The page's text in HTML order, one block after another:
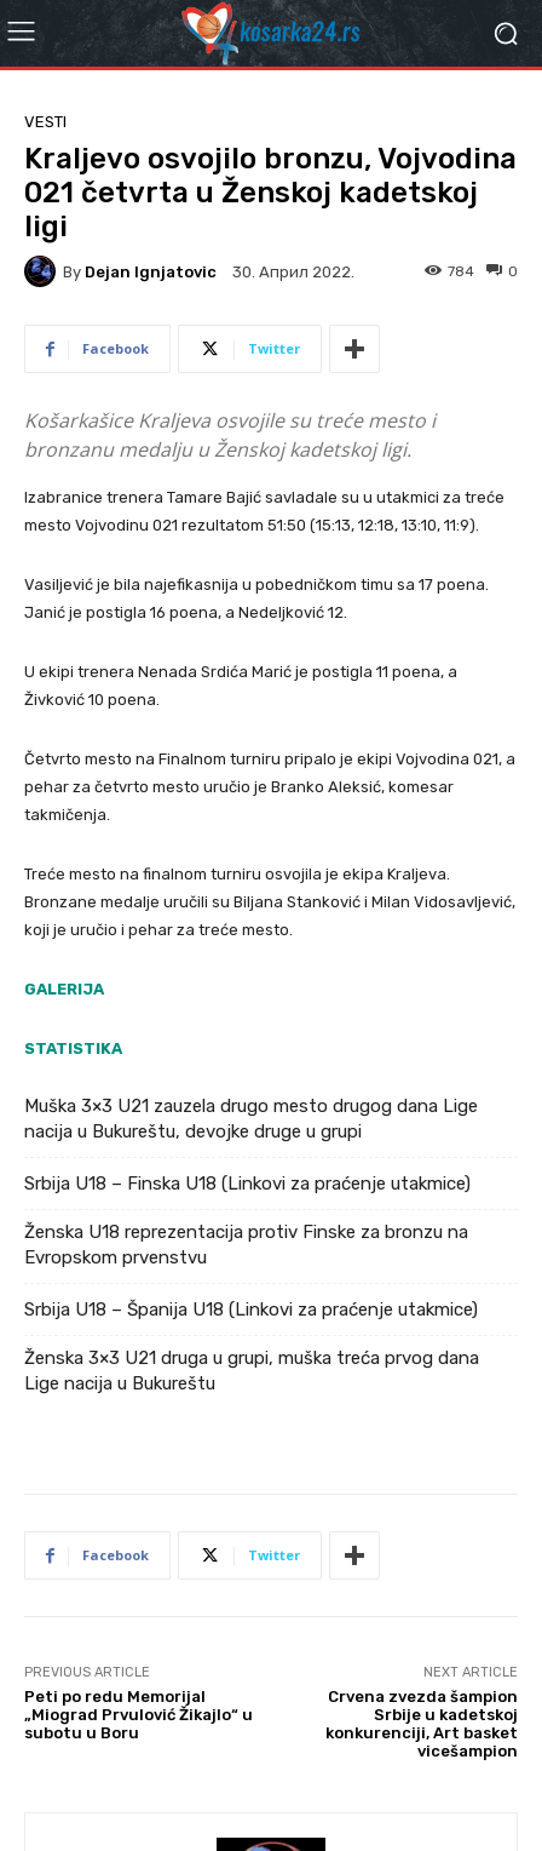
VESTI
Kraljevo osvojilo bronzu, Vojvodina
021 četvrta u Ženskoj kadetskoj
ligi
By Dejan Ignjatovic 30. Април 2022. 0
784
Facebook Twitter
Košarkašice Kraljeva osvojile su treće mesto i
bronzanu medalju u Ženskoj kadetskoj ligi.
Izabranice trenera Tamare Bajić savladale su u utakmici za treće
mesto Vojvodinu 021 rezultatom 51:50 (15:13, 12:18, 13:10, 11:9).
Vasiljević je bila najefikasnija u pobedničkom timu sa 17 poena.
Janić je postigla 16 poena, a Nedeljković 12.
U ekipi trenera Nenada Srdića Marić je postigla 11 poena, a
Živković 10 poena.
Četvrto mesto na Finalnom turniru pripalo je ekipi Vojvodina 021, a
pehar za četvrto mesto uručio je Branko Aleksić, komesar
takmičenja.
Treće mesto na finalnom turniru osvojila je ekipa Kraljeva.
Bronzane medalje uručili su Biljana Stanković i Milan Vidosavljević,
koji je uručio i pehar za treće mesto.
GALERIJA
STATISTIKA
Muška 3×3 U21 zauzela drugo mesto drugog dana Lige
nacija u Bukureštu, devojke druge u grupi
Srbija U18 – Finska U18 (Linkovi za praćenje utakmice)
Ženska U18 reprezentacija protiv Finske za bronzu na
Evropskom prvenstvu
Srbija U18 – Španija U18 (Linkovi za praćenje utakmice)
Ženska 3×3 U21 druga u grupi, muška treća prvog dana
Lige nacija u Bukureštu
Facebook Twitter
PREVIOUS ARTICLE
Peti po redu Memorijal
„Miograd Prvulović Žikajlo“ u
subotu u Boru
NEXT ARTICLE
Crvena zvezda šampion
Srbije u kadetskoj
konkurenciji, Art basket
vicešampion